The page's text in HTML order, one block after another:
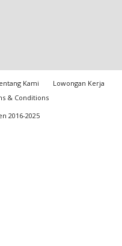
Kami
Lowongan Kerja
& Conditions
2016-2025